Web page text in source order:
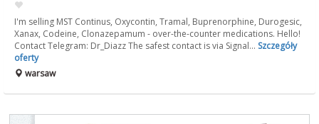
I'm selling MST Continus, Oxycontin, Tramal, Buprenorphine, Durogesic,
Xanax, Codeine, Clonazepamum - over-the-counter medications. Hello!
Contact Telegram: Dr_Diazz The safest contact is via Signal... Szczegóły
oferty
warsaw